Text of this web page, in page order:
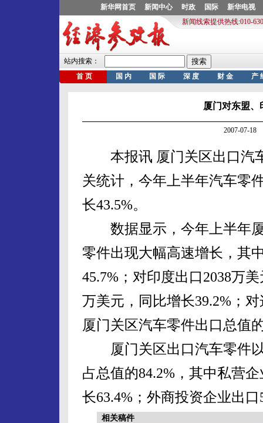
厦门对东盟
2007-07-18
本报讯 厦门关区出口汽
关统计，今年上半年汽车零
长43.5%。
数据显示，今年上半年厦
零件出现大幅高速增长，其
45.7%；对印度出口2038万
万美元，同比增长39.2%；
厦门关区汽车零件出口总值
厦门关区出口汽车零件以
占总值的84.2%，其中私营
长63.4%；外商投资企业出
相关稿件